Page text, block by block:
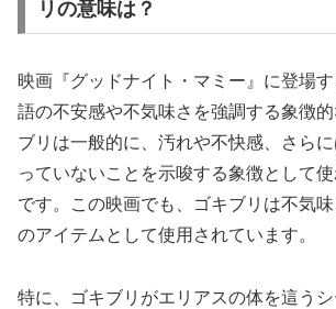
リの意味は？
映画『グッドナイト・マミー』に登場
語の不安感や不気味さを強調する象徴
ブリは一般的に、汚れや不快感、さら
っていないことを示唆する象徴として
です。この映画でも、ゴキブリは不気
のアイテムとして使用されています。
特に、ゴキブリがエリアスの体を這う